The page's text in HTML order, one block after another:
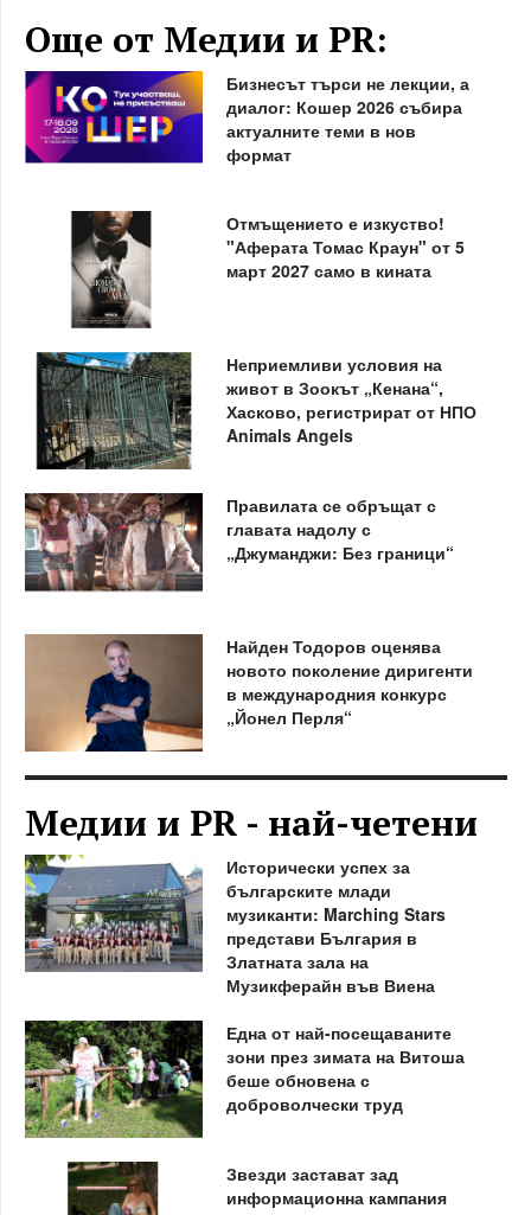
Още от Медии и PR:
Бизнесът търси не лекции, а
диалог: Кошер 2026 събира
актуалните теми в нов
формат
Отмъщението е изкуство!
"Аферата Томас Краун" от 5
март 2027 само в кината
Неприемливи условия на
живот в Зоокът „Кенана“,
Хасково, регистрират от НПО
Animals Angels
Правилата се обръщат с
главата надолу с
„Джуманджи: Без граници“
Найден Тодоров оценява
новото поколение диригенти
в международния конкурс
„Йонел Перля“
Медии и PR - най-четени
Исторически успех за
българските млади
музиканти: Marching Stars
представи България в
Златната зала на
Музикферайн във Виена
Една от най-посещаваните
зони през зимата на Витоша
беше обновена с
доброволчески труд
Звезди застават зад
информационна кампания